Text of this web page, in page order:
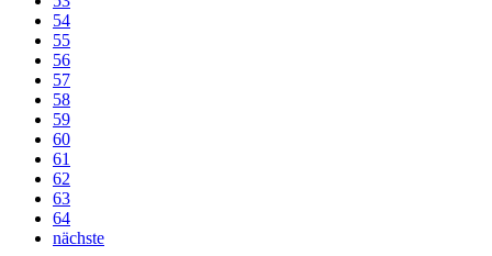
54
55
56
57
58
59
60
61
62
63
64
nächste